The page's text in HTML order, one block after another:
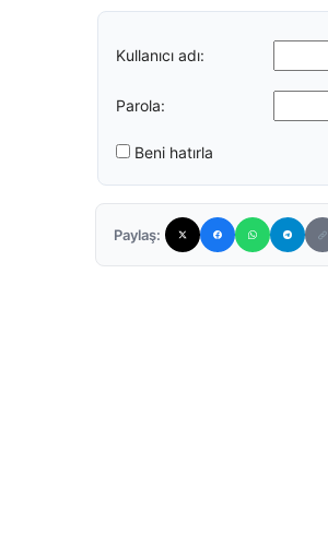
Kullanıcı adı:
Parola:
Beni hatırla
Paylaş: